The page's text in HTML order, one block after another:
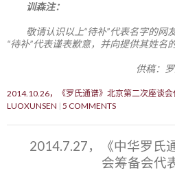
训森注：
敬请认识以上“待补”代表名字的网
“待补”代表谨表歉意，并向提供其姓名
供稿：
2014.10.26，《罗氏通谱》北京第二次座谈会
LUOXUNSEN 5 COMMENTS
2014.7.27，《中华罗氏
会筹备会代